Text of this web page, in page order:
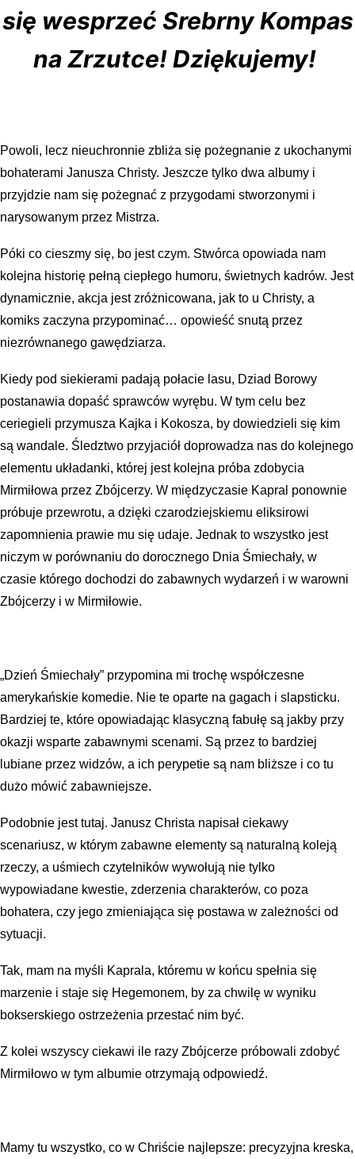
się wesprzeć Srebrny Kompas
na Zrzutce! Dziękujemy!
Powoli, lecz nieuchronnie zbliża się pożegnanie z ukochanymi
bohaterami Janusza Christy. Jeszcze tylko dwa albumy i
przyjdzie nam się pożegnać z przygodami stworzonymi i
narysowanym przez Mistrza.
Póki co cieszmy się, bo jest czym. Stwórca opowiada nam
kolejna historię pełną ciepłego humoru, świetnych kadrów. Jest
dynamicznie, akcja jest zróżnicowana, jak to u Christy, a
komiks zaczyna przypominać… opowieść snutą przez
niezrównanego gawędziarza.
Kiedy pod siekierami padają połacie lasu, Dziad Borowy
postanawia dopaść sprawców wyrębu. W tym celu bez
ceriegieli przymusza Kajka i Kokosza, by dowiedzieli się kim
są wandale. Śledztwo przyjaciół doprowadza nas do kolejnego
elementu układanki, której jest kolejna próba zdobycia
Mirmiłowa przez Zbójcerzy. W międzyczasie Kapral ponownie
próbuje przewrotu, a dzięki czarodziejskiemu eliksirowi
zapomnienia prawie mu się udaje. Jednak to wszystko jest
niczym w porównaniu do dorocznego Dnia Śmiechały, w
czasie którego dochodzi do zabawnych wydarzeń i w warowni
Zbójcerzy i w Mirmiłowie.
„Dzień Śmiechały” przypomina mi trochę współczesne
amerykańskie komedie. Nie te oparte na gagach i slapsticku.
Bardziej te, które opowiadając klasyczną fabułę są jakby przy
okazji wsparte zabawnymi scenami. Są przez to bardziej
lubiane przez widzów, a ich perypetie są nam bliższe i co tu
dużo mówić zabawniejsze.
Podobnie jest tutaj. Janusz Christa napisał ciekawy
scenariusz, w którym zabawne elementy są naturalną koleją
rzeczy, a uśmiech czytelników wywołują nie tylko
wypowiadane kwestie, zderzenia charakterów, co poza
bohatera, czy jego zmieniająca się postawa w zależności od
sytuacji.
Tak, mam na myśli Kaprala, któremu w końcu spełnia się
marzenie i staje się Hegemonem, by za chwilę w wyniku
bokserskiego ostrzeżenia przestać nim być.
Z kolei wszyscy ciekawi ile razy Zbójcerze próbowali zdobyć
Mirmiłowo w tym albumie otrzymają odpowiedź.
Mamy tu wszystko, co w Chriście najlepsze: precyzyjna kreska,